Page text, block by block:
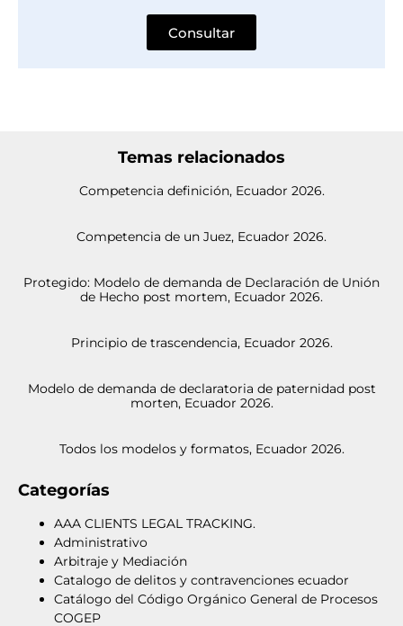
Consultar
Temas relacionados
Competencia definición, Ecuador 2026.
Competencia de un Juez, Ecuador 2026.
Protegido: Modelo de demanda de Declaración de Unión
de Hecho post mortem, Ecuador 2026.
Principio de trascendencia, Ecuador 2026.
Modelo de demanda de declaratoria de paternidad post
morten, Ecuador 2026.
Todos los modelos y formatos, Ecuador 2026.
Categorías
AAA CLIENTS LEGAL TRACKING.
Administrativo
Arbitraje y Mediación
Catalogo de delitos y contravenciones ecuador
Catálogo del Código Orgánico General de Procesos
COGEP